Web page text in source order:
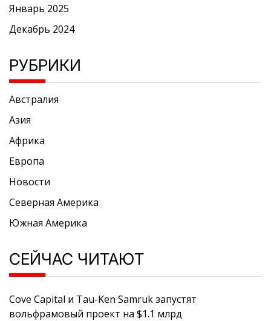
Январь 2025
Декабрь 2024
РУБРИКИ
Австралия
Азия
Африка
Европа
Новости
Северная Америка
Южная Америка
СЕЙЧАС ЧИТАЮТ
Cove Capital и Tau-Ken Samruk запустят
вольфрамовый проект на $1.1 млрд